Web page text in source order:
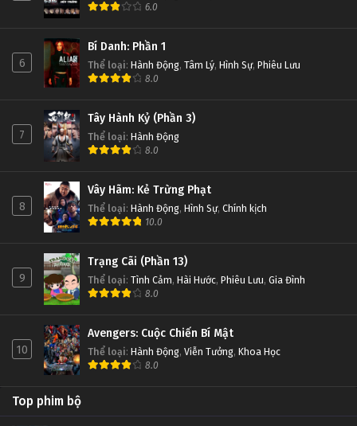
6.0
6
Bí Danh: Phần 1
Thể loại: Hành Động, Tâm Lý, Hình Sự, Phiêu Lưu
8.0
7
Tây Hành Kỷ (Phần 3)
Thể loại: Hành Động
8.0
8
Vây Hãm: Kẻ Trừng Phạt
Thể loại: Hành Động, Hình Sự, Chính kịch
10.0
9
Trạng Cãi (Phần 13)
Thể loại: Tình Cảm, Hài Hước, Phiêu Lưu, Gia Đình
8.0
10
Avengers: Cuộc Chiến Bí Mật
Thể loại: Hành Động, Viễn Tưởng, Khoa Học
8.0
Top phim bộ